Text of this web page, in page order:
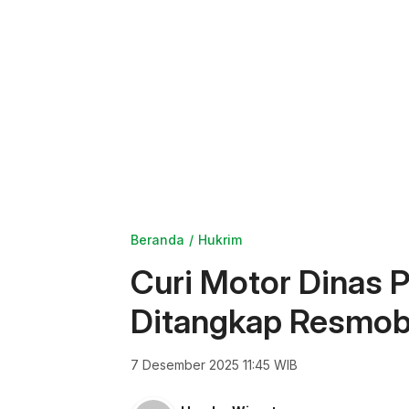
Beranda Hukrim
Curi Motor Dinas
Ditangkap
7 Desember 2025 11:45 WIB